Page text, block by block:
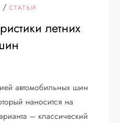
/СТАТЬИ
летних
автомобильных шин
наносится на
– классический